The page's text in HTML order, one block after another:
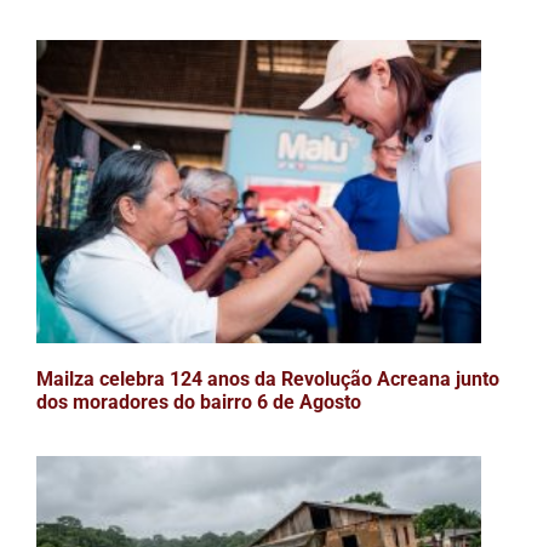
Mailza celebra 124 anos da Revolução Acreana junto
dos moradores do bairro 6 de Agosto